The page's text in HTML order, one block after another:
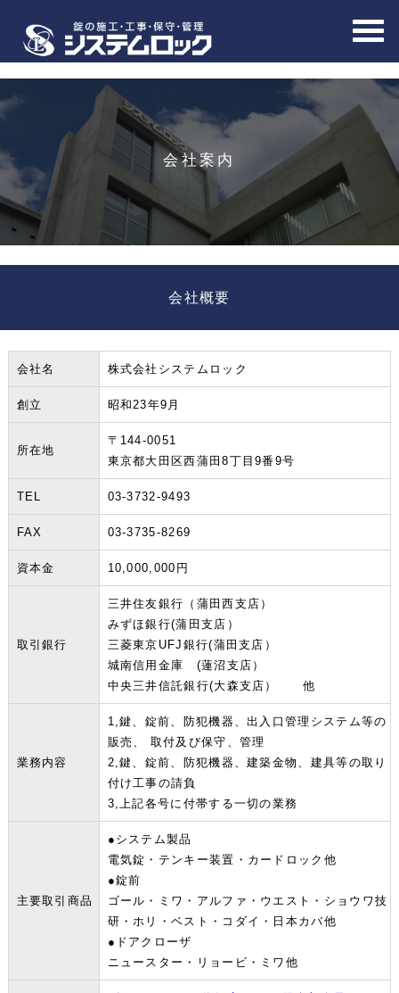
会社案内
会社概要
会社名 株式会社システムロック
創立 昭和23年9月
所在地
〒144-0051
東京都大田区西蒲田8丁目9番9号
TEL 03-3732-9493
FAX 03-3735-8269
資本金 10,000,000円
取引銀行
三井住友銀行（蒲田西支店）
みずほ銀行(蒲田支店）
三菱東京UFJ銀行(蒲田支店）
城南信用金庫 (蓮沼支店）
中央三井信託銀行(大森支店） 他
業務内容
1,鍵、錠前、防犯機器、出入口管理システム等の
販売、 取付及び保守、管理
2,鍵、錠前、防犯機器、建築金物、建具等の取り
付け工事の請負
3,上記各号に付帯する一切の業務
主要取引商品
●システム製品
電気錠・テンキー装置・カードロック他
●錠前
ゴール・ミワ・アルファ・ウエスト・ショウワ技
研・ホリ・ベスト・コダイ・日本カバ他
●ドアクローザ
ニュースター・リョービ・ミワ他